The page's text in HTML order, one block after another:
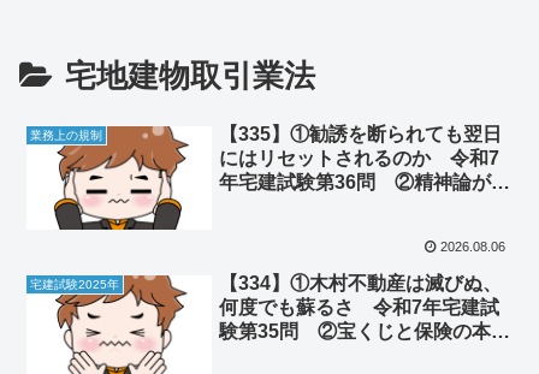
宅地建物取引業法
業務上の規制
【335】①勧誘を断られても翌日
にはリセットされるのか 令和7
年宅建試験第36問 ②精神論が組
2026.08.06
宅建試験2025年
【334】①木村不動産は滅びぬ、
何度でも蘇るさ 令和7年宅建試
験第35問 ②宝くじと保険の本質